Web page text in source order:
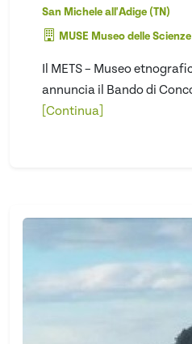
San Michele all'Adige (TN)
MUSE Museo delle
Il METS – Museo
annuncia il Bando di
[Continua]